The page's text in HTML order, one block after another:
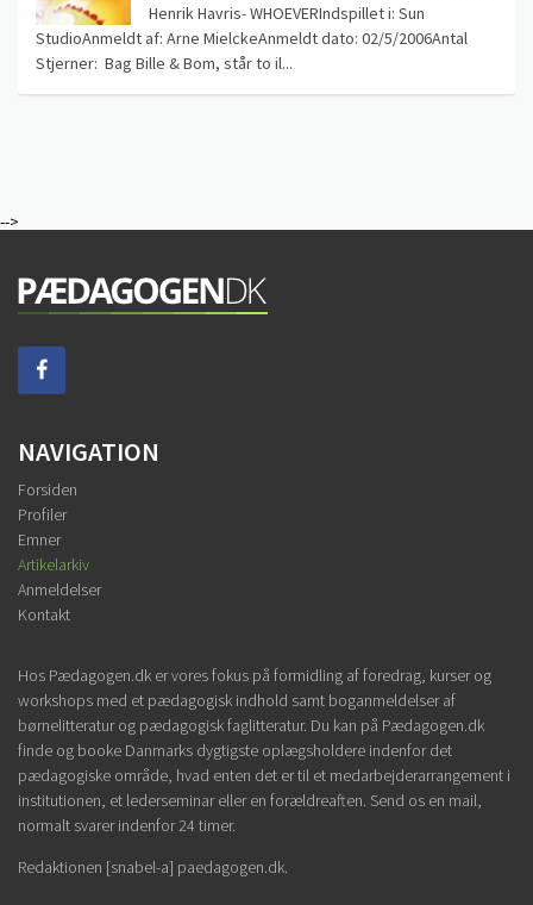
Henrik Havris- WHOEVERIndspillet i: Sun
StudioAnmeldt af: Arne MielckeAnmeldt dato: 02/5/2006Antal
Stjerner: Bag Bille & Bom, står to il...
-->
NAVIGATION
Forsiden
Profiler
Emner
Artikelarkiv
Anmeldelser
Kontakt
Hos Pædagogen.dk er vores fokus på formidling af foredrag, kurser og
workshops med et pædagogisk indhold samt boganmeldelser af
børnelitteratur og pædagogisk faglitteratur. Du kan på Pædagogen.dk
finde og booke Danmarks dygtigste oplægsholdere indenfor det
pædagogiske område, hvad enten det er til et medarbejderarrangement i
institutionen, et lederseminar eller en forældreaften. Send os en mail,
normalt svarer indenfor 24 timer.
Redaktionen [snabel-a] paedagogen.dk.